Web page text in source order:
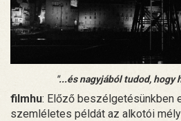
"...és nagyjából tudod, hogy
filmhu: Előző beszélgetésünkben
szemléletes példát az alkotói